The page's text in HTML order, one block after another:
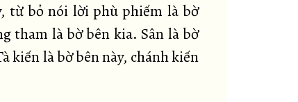
từ bỏ nói lời phù phiếm là bờ
tham là bờ bên kia. Sân là bờ
kiến là bờ bên này, chánh kiến